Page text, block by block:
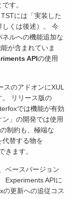
す。
には「実装した
くは後述）。 今
ルへの機能追加な
が含まれていま
APIの使用
のアドオンにXUL
。 リリース版の
では機能が有効
」の開発では使用
制約も、極端な
替する物を
きます。
ベースバージョン
Experiments APIに
更新への追従コス